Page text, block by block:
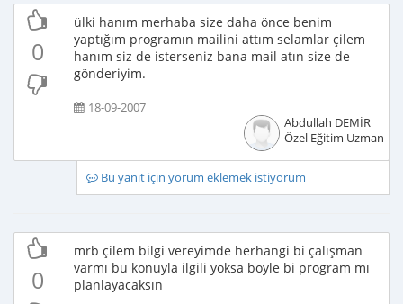
0
ülki hanım merhaba size daha önce benim
yaptığım programın mailini attım selamlar çilem
hanım siz de isterseniz bana mail atın size de
gönderiyim.
18-09-2007
Abdullah DEMİR
Özel Eğitim Uzmanı
Bu yanıt için yorum eklemek istiyorum
0
mrb çilem bilgi vereyimde herhangi bi çalışman
varmı bu konuyla ilgili yoksa böyle bi program mı
planlayacaksın